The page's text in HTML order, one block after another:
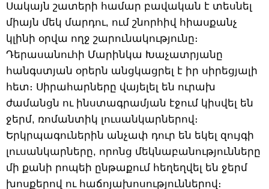
Սակայն շատերի համար բավական է տեսնել
միայն մեկ մարդու, ում շնորհիվ հիասքանչ
կլինի օրվա ողջ շարունակությունը։
Դերասանուհի Մարինկա Խաչատրյանը
հանգստյան օրերն անցկացրել է իր սիրեցյալի
հետ։ Սիրահարները վայելել են ուրախ
ժամանցն ու ինստագրամյան էջում կիսվել են
ջերմ, ռոմանտիկ լուսանկարներով։
Երկրպագուներին անչափ դուր են եկել զույգի
լուսանկարները, որոնց մեկնաբանությունները
մի քանի րոպեի ընթաքում հեղեղվել են ջերմ
խոսքերով ու հաճոյախոսություններով։